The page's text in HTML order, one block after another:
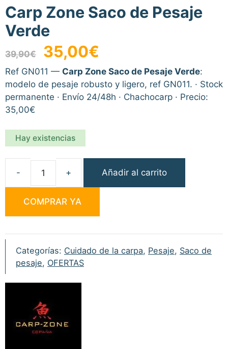
Carp Zone Saco de Pesaje
Verde
39,90€
El
precio
original
era:
39,90€.
35,00€
actual
es:
35,00€.
Ref GN011 — Carp Zone Saco de Pesaje Verde:
modelo de pesaje robusto y ligero, ref GN011. · Stock
permanente · Envío 24/48h · Chachocarp · Precio:
35,00€
Hay existencias
Saco
de
cantidad
Añadir al carrito
COMPRAR YA
Categorías: Cuidado de la carpa, Pesaje, Saco de
pesaje, OFERTAS